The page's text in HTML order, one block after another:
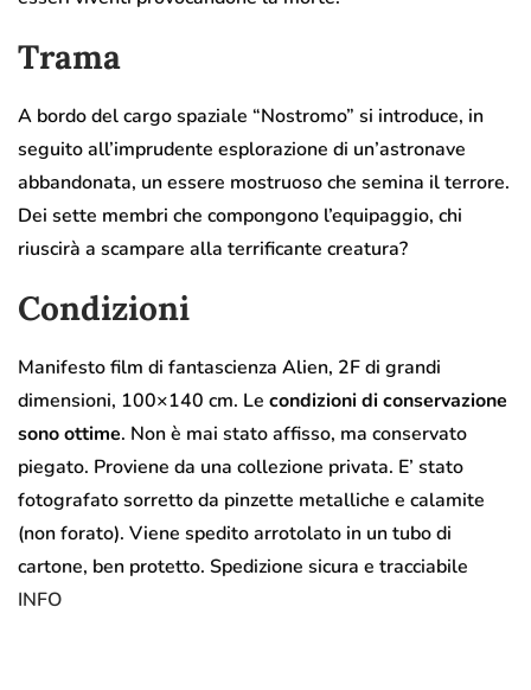
Trama
A bordo del cargo spaziale “Nostromo” si introduce, in
seguito all’imprudente esplorazione di un’astronave
abbandonata, un essere mostruoso che semina il terrore.
Dei sette membri che compongono l’equipaggio, chi
riuscirà a scampare alla terrificante creatura?
Condizioni
Manifesto film di fantascienza Alien, 2F di grandi
dimensioni, 100×140 cm. Le condizioni di conservazione
sono ottime. Non è mai stato affisso, ma conservato
piegato. Proviene da una collezione privata. E’ stato
fotografato sorretto da pinzette metalliche e calamite
(non forato). Viene spedito arrotolato in un tubo di
cartone, ben protetto. Spedizione sicura e tracciabile
INFO